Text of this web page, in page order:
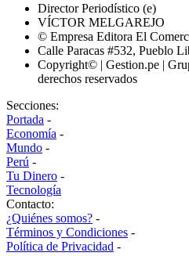
Director Periodístico (e)
VÍCTOR MELGAREJO
© Empresa Editora El
Calle Paracas #532, Pueblo
Copyright© | Gestion.pe |
derechos reservados
Secciones:
Portada -
Economía -
Mundo -
Perú -
Tu Dinero -
Tecnología
Contacto:
¿Quiénes somos? -
Términos y Condiciones -
Política de Privacidad -